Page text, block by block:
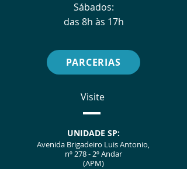
Sábados:
das 8h às 17h
PARCERIAS
Visite
UNIDADE SP:
Avenida Brigadeiro Luis Antonio,
nº 278 - 2º Andar
(APM)